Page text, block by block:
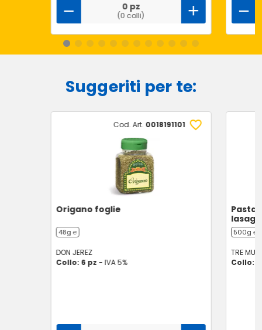
0 pz
(0 colli)
Suggeriti per te:
Cod. Art. 0018191101
Origano foglie
48g ℮
DON JEREZ
Collo: 6 pz - IVA 5%
Pasta
500g ℮
TRE
Collo: